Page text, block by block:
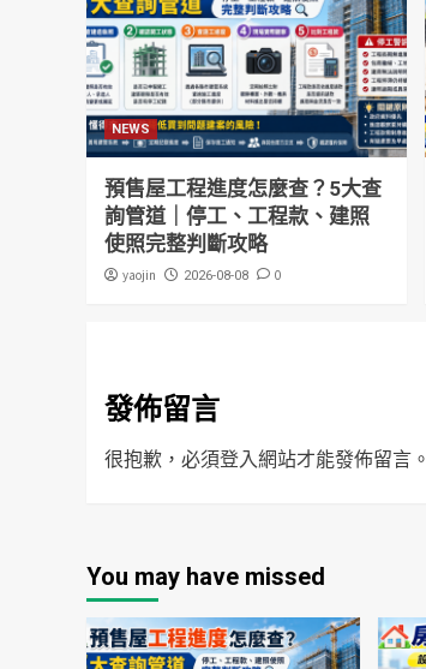
NEWS
預售屋工程進度怎麼查？5大查
詢管道｜停工、工程款、建照
使照完整判斷攻略
yaojin 2026-08-08 0
發佈留言
很抱歉，必須登入網站才能發佈留言。
You may have missed